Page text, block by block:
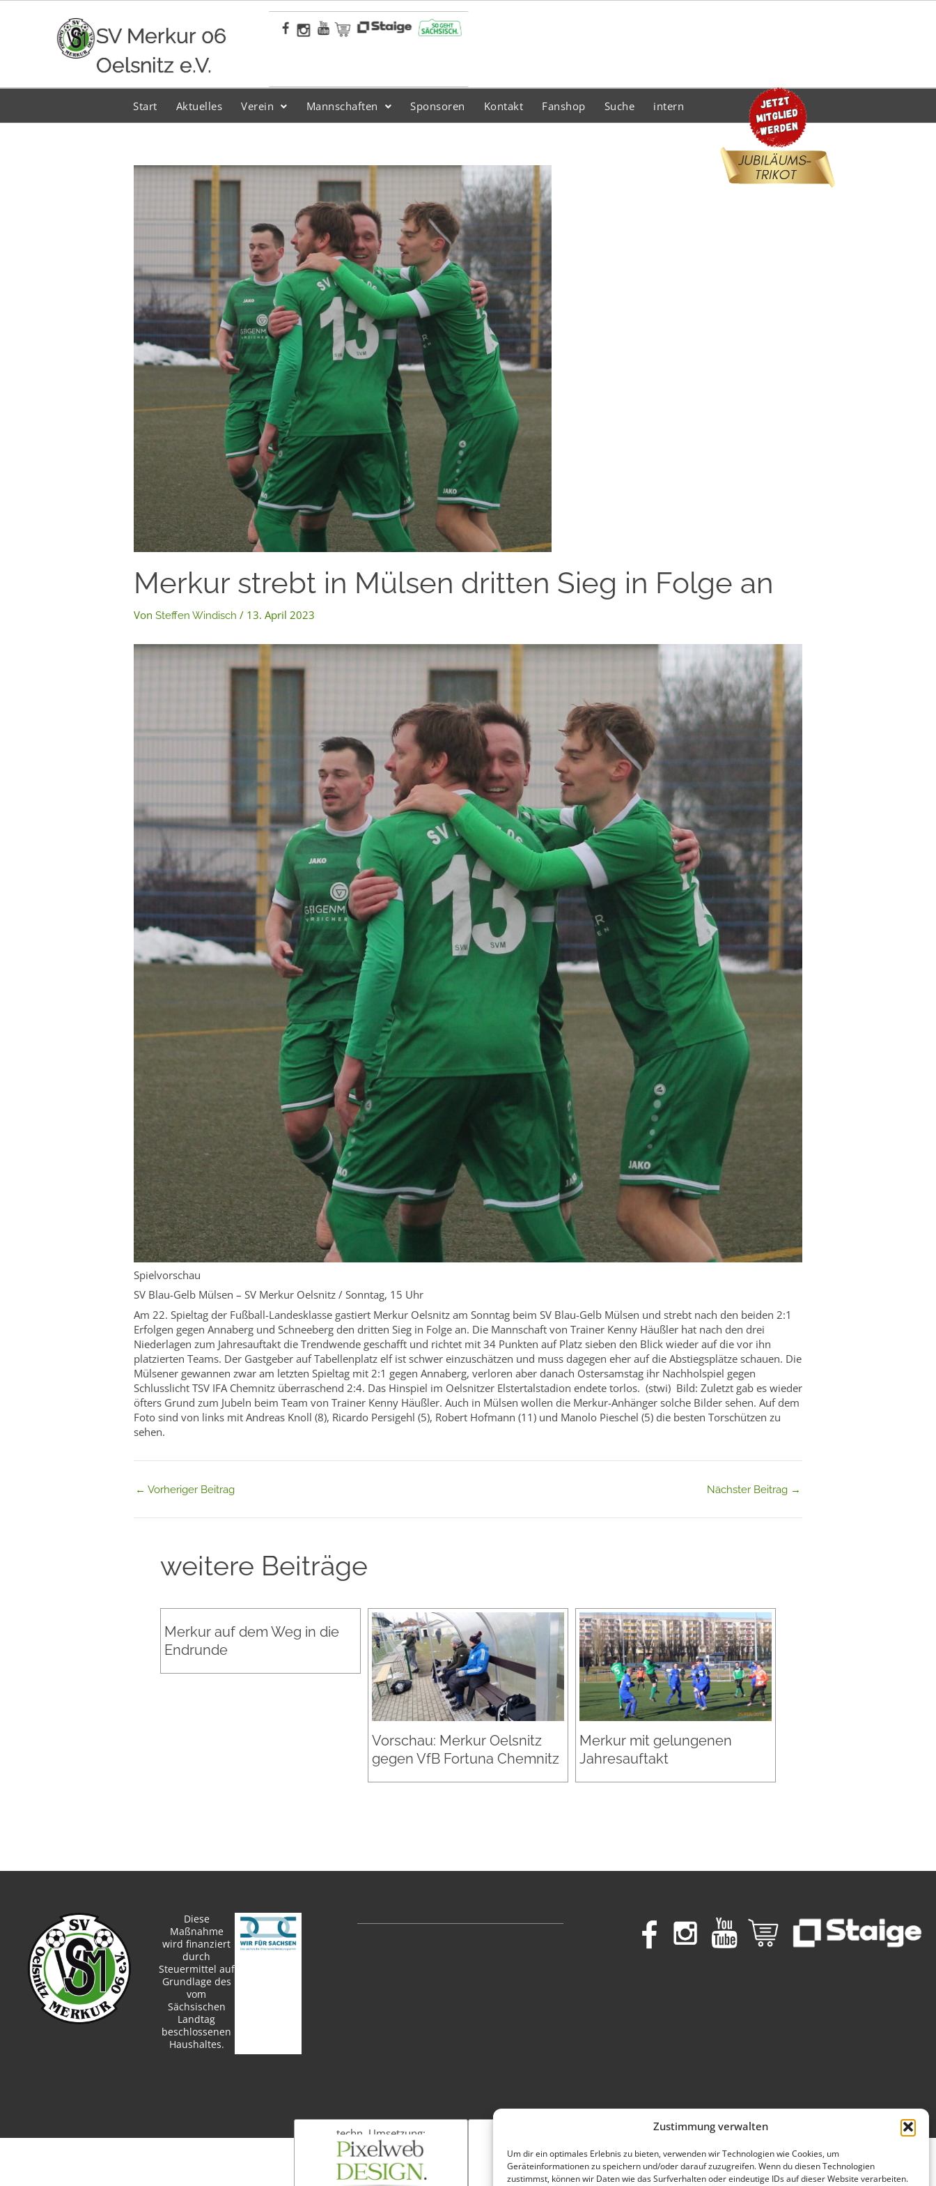
Zustimmung verwalten
Um dir ein optimales Erlebnis zu bieten, verwenden wir Technologien wie Cookies, um
Geräteinformationen zu speichern und/oder darauf zuzugreifen. Wenn du diesen Technologien
zustimmst, können wir Daten wie das Surfverhalten oder eindeutige IDs auf dieser Website verarbeiten.
SV Merkur 06
Oelsnitz e.V.
Start Aktuelles Verein Mannschaften Sponsoren Kontakt Fanshop Suche intern
Merkur strebt in Mülsen dritten Sieg in Folge an
Von Steffen Windisch / 13. April 2023
Spielvorschau
SV Blau-Gelb Mülsen – SV Merkur Oelsnitz / Sonntag, 15 Uhr
Am 22. Spieltag der Fußball-Landesklasse gastiert Merkur Oelsnitz am Sonntag beim SV Blau-Gelb Mülsen und strebt nach den beiden 2:1
Erfolgen gegen Annaberg und Schneeberg den dritten Sieg in Folge an. Die Mannschaft von Trainer Kenny Häußler hat nach den drei
Niederlagen zum Jahresauftakt die Trendwende geschafft und richtet mit 34 Punkten auf Platz sieben den Blick wieder auf die vor ihn
platzierten Teams. Der Gastgeber auf Tabellenplatz elf ist schwer einzuschätzen und muss dagegen eher auf die Abstiegsplätze schauen. Die
Mülsener gewannen zwar am letzten Spieltag mit 2:1 gegen Annaberg, verloren aber danach Ostersamstag ihr Nachholspiel gegen
Schlusslicht TSV IFA Chemnitz überraschend 2:4. Das Hinspiel im Oelsnitzer Elstertalstadion endete torlos. (stwi) Bild: Zuletzt gab es wieder
öfters Grund zum Jubeln beim Team von Trainer Kenny Häußler. Auch in Mülsen wollen die Merkur-Anhänger solche Bilder sehen. Auf dem
Foto sind von links mit Andreas Knoll (8), Ricardo Persigehl (5), Robert Hofmann (11) und Manolo Pieschel (5) die besten Torschützen zu
sehen.
← Vorheriger Beitrag Nächster Beitrag →
weitere Beiträge
Merkur auf dem Weg in die
Endrunde
Vorschau: Merkur Oelsnitz
gegen VfB Fortuna Chemnitz
Merkur mit gelungenen
Jahresauftakt
Diese
Maßnahme
wird finanziert
durch
Steuermittel auf
Grundlage des
vom
Sächsischen
Landtag
beschlossenen
Haushaltes.
techn. Umsetzung: